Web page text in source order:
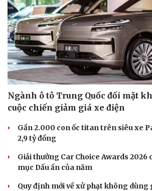
Ngành ô tô Trung Quốc đối mặt
cuộc chiến giảm giá xe điện
Gần 2.000 con ốc titan trên siêu xe
2,9 tỷ đồng
Giải thưởng Car Choice Awards 2026
mục Dấu ấn của năm
Quy định mới về xử phạt không dùng